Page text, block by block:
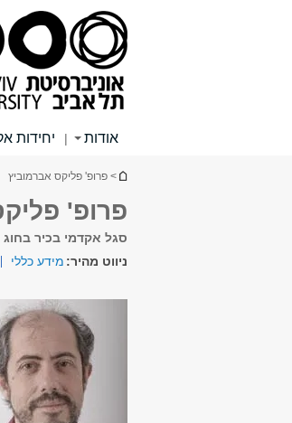
אודות | יחידות
הינך נמצא כאן
> פרופ' פליקס אברמוביץ
פרופ'
סגל אקדמי בכיר
ניווט מהיר: מידע כללי